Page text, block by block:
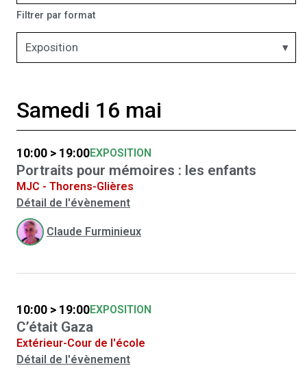
Filtrer par format
Exposition
Samedi 16 mai
10:00 > 19:00EXPOSITION
Portraits pour mémoires : les enfants
MJC - Thorens-Glières
Détail de l'évènement
Claude Furminieux
10:00 > 19:00EXPOSITION
C’était Gaza
Extérieur-Cour de l'école
Détail de l'évènement